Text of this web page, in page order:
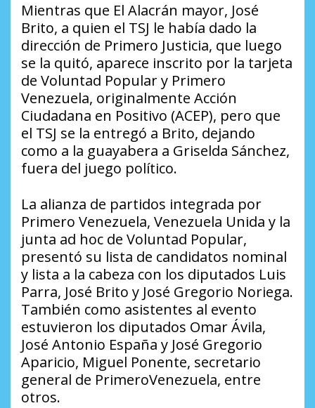
Mientras que El Alacrán mayor, José
Brito, a quien el TSJ le había dado la
dirección de Primero Justicia, que luego
se la quitó, aparece inscrito por la tarjeta
de Voluntad Popular y Primero
Venezuela, originalmente Acción
Ciudadana en Positivo (ACEP), pero que
el TSJ se la entregó a Brito, dejando
como a la guayabera a Griselda Sánchez,
fuera del juego político.
La alianza de partidos integrada por
Primero Venezuela, Venezuela Unida y la
junta ad hoc de Voluntad Popular,
presentó su lista de candidatos nominal
y lista a la cabeza con los diputados Luis
Parra, José Brito y José Gregorio Noriega.
También como asistentes al evento
estuvieron los diputados Omar Ávila,
José Antonio España y José Gregorio
Aparicio, Miguel Ponente, secretario
general de PrimeroVenezuela, entre
otros.